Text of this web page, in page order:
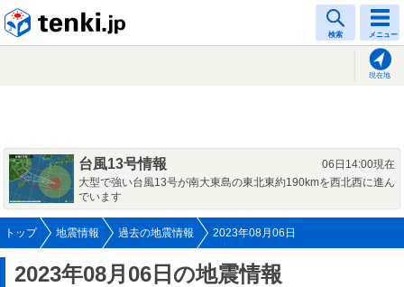
検索 メニュー
現在地
台風13号情報
06日14:00現在
大型で強い台風13号が南大東島の東北東約190kmを西北西に進ん
でいます
トップ 地震情報 過去の地震情報 2023年08月06日
2023年08月06日の地震情報